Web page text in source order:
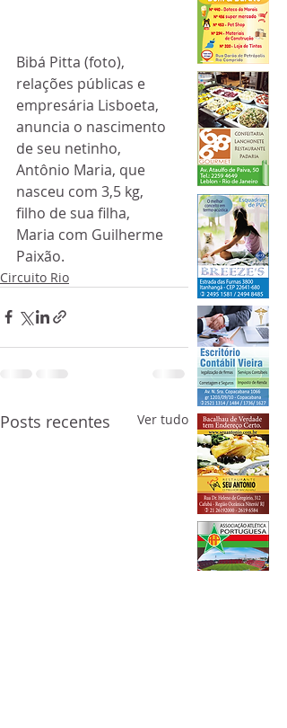
Bibá Pitta (foto),
relações públicas e
empresária Lisboeta,
anuncia o nascimento
de seu netinho,
Antônio Maria, que
nasceu com 3,5 kg,
filho de sua filha,
Maria com Guilherme
Paixão.
Circuito Rio
Posts recentes Ver tudo